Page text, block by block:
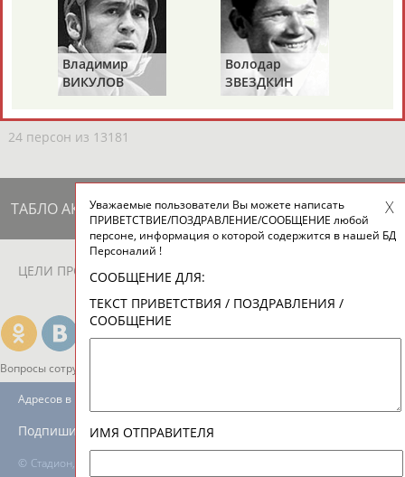
Камалудин
АБДУЛДАУДОВ
Абдула
АБДУЛЖАЛИЛОВ
Магомед
АБДУЛКАГИРОВ
Назир
АБДУЛЛАЕВ
24 персон из 13181
ЕЩЁ ПЕРСОНЫ
ТАБЛО АКТИВНОСТИ
ЦЕЛИ ПРОЕКТА КОНТАКТЫ
Вопросы сотрудничества и совместной деятельности
© Стадион, 1998-2026
Адресов в новостной рассылке: 996
Подпишись
Владимир
ВИКУЛОВ
Володар
ЗВЕЗДКИН
Уважаемые пользователи Вы можете написать
ПРИВЕТСТВИЕ/ПОЗДРАВЛЕНИЕ/СООБЩЕНИЕ любой
персоне, информация о которой содержится в нашей БД
Персоналий !
СООБЩЕНИЕ ДЛЯ:
ТЕКСТ ПРИВЕТСТВИЯ / ПОЗДРАВЛЕНИЯ /
СООБЩЕНИЕ
ИМЯ ОТПРАВИТЕЛЯ